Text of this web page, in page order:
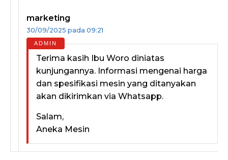
marketing
30/09/2025 pada 09:21
Terima kasih Ibu Woro diniatas
kunjungannya. Informasi mengenai harga
dan spesifikasi mesin yang ditanyakan
akan dikirimkan via Whatsapp.
Salam,
Aneka Mesin